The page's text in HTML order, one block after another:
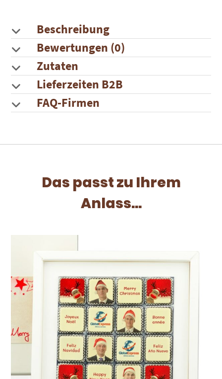
Beschreibung
Bewertungen (0)
Zutaten
Lieferzeiten B2B
FAQ-Firmen
Das passt zu Ihrem
Anlass...